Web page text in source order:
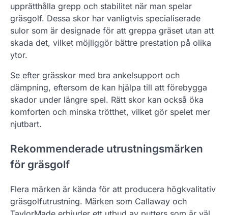
upprätthålla grepp och stabilitet när man spelar
gräsgolf. Dessa skor har vanligtvis specialiserade
sulor som är designade för att greppa gräset utan att
skada det, vilket möjliggör bättre prestation på olika
ytor.
Se efter grässkor med bra ankelsupport och
dämpning, eftersom de kan hjälpa till att förebygga
skador under längre spel. Rätt skor kan också öka
komforten och minska trötthet, vilket gör spelet mer
njutbart.
Rekommenderade utrustningsmärken
för gräsgolf
Flera märken är kända för att producera högkvalitativ
gräsgolfutrustning. Märken som Callaway och